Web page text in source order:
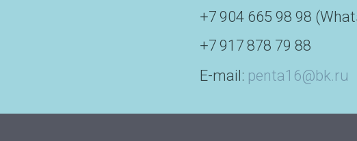
+7 904 665 98 98
+7 917 878 79 88
E-mail: penta16@bk.ru